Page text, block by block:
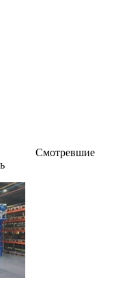
Смотревшие